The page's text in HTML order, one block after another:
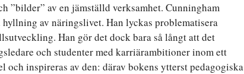
”bilder” av en jämställd verksamhet. Cunningham
av näringslivet. Han lyckas problematisera
Han gör det dock bara så långt att det
och studenter med karriärambitioner inom ett
och inspireras av den: därav bokens ytterst pedagogiska